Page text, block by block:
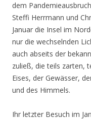
dem
Steffi Herrmann und
Januar die Insel im
nur die wechselnden
auch abseits der
zuließ, die teils zarten,
Eises, der Gewässer,
und des Himmels.
Ihr letzter Besuch im